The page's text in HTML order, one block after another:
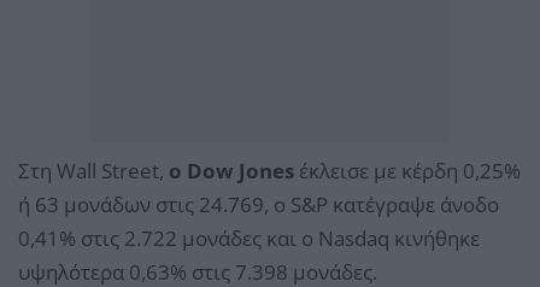
Στη Wall Street, o Dow Jones έκλεισε με κέρδη 0,25%
ή 63 μονάδων στις 24.769, ο S&P κατέγραψε άνοδο
0,41% στις 2.722 μονάδες και ο Nasdaq κινήθηκε
υψηλότερα 0,63% στις 7.398 μονάδες.